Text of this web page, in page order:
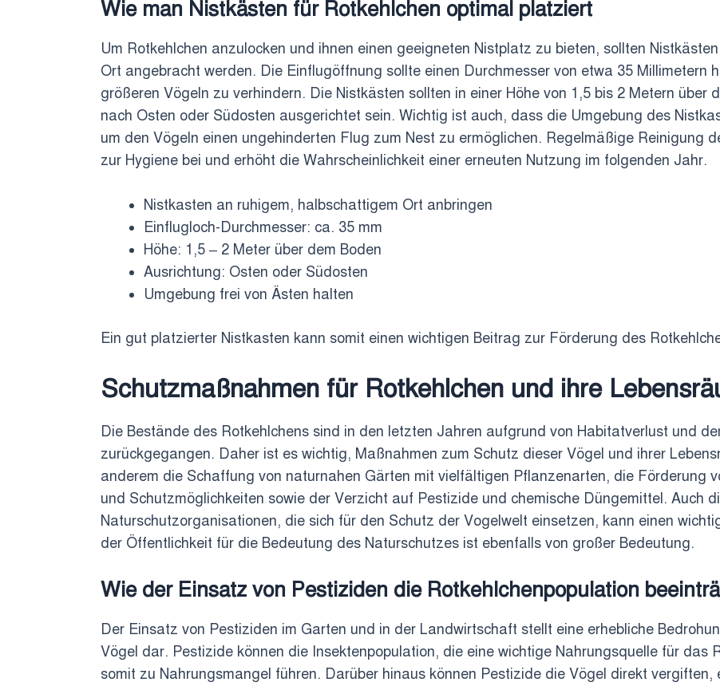
Wie man Nistkästen für Rotkehlchen optimal platziert
Um Rotkehlchen anzulocken und ihnen einen geeigneten Nistplatz zu bieten, sollten
Ort angebracht werden. Die Einflugöffnung sollte einen Durchmesser von etwa 35 Millimetern
größeren Vögeln zu verhindern. Die Nistkästen sollten in einer Höhe von 1,5 bis 2 Metern über
nach Osten oder Südosten ausgerichtet sein. Wichtig ist auch, dass die Umgebung des
um den Vögeln einen ungehinderten Flug zum Nest zu ermöglichen. Regelmäßige Reinigung
zur Hygiene bei und erhöht die Wahrscheinlichkeit einer erneuten Nutzung im folgenden Jahr.
Nistkasten an ruhigem, halbschattigem Ort anbringen
Einflugloch-Durchmesser: ca. 35 mm
Höhe: 1,5 – 2 Meter über dem Boden
Ausrichtung: Osten oder Südosten
Umgebung frei von Ästen halten
Ein gut platzierter Nistkasten kann somit einen wichtigen Beitrag zur Förderung des
Schutzmaßnahmen für Rotkehlchen und ihre
Die Bestände des Rotkehlchens sind in den letzten Jahren aufgrund von Habitatverlust und
zurückgegangen. Daher ist es wichtig, Maßnahmen zum Schutz dieser Vögel und ihrer
anderem die Schaffung von naturnahen Gärten mit vielfältigen Pflanzenarten, die Förderung
und Schutzmöglichkeiten sowie der Verzicht auf Pestizide und chemische Düngemittel. Auch
Naturschutzorganisationen, die sich für den Schutz der Vogelwelt einsetzen, kann einen
der Öffentlichkeit für die Bedeutung des Naturschutzes ist ebenfalls von großer Bedeutung.
Wie der Einsatz von Pestiziden die Rotkehlchenpopulation
Der Einsatz von Pestiziden im Garten und in der Landwirtschaft stellt eine erhebliche
Vögel dar. Pestizide können die Insektenpopulation, die eine wichtige Nahrungsquelle für das
somit zu Nahrungsmangel führen. Darüber hinaus können Pestizide die Vögel direkt vergiften,